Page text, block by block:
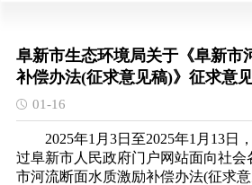
阜新市生态环境局关于《阜新市
补偿办法(征求意见稿)》征求意
01-16
2025年1月3日至2025年1月13日
过阜新市人民政府门户网站面向社会
市河流断面水质激励补偿办法(征求意